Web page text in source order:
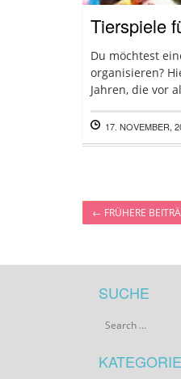
Tierspiele
Du möchtest
organisieren?
Jahren, die vor
17. NOVEMBER,
← FRÜHERE
SUCHE